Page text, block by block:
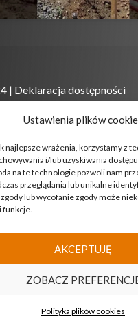
Ustawienia plików
najlepsze wrażenia, korzystamy z
i/lub uzyskiwania
na te technologie pozwoli nam
przeglądania lub unikalne
lub wycofanie zgody może
funkcje.
AKCEPTUJĘ
ZOBACZ
Polityka plików cookies
| Deklaracja dostępności
09.08.2026
odwiedzin